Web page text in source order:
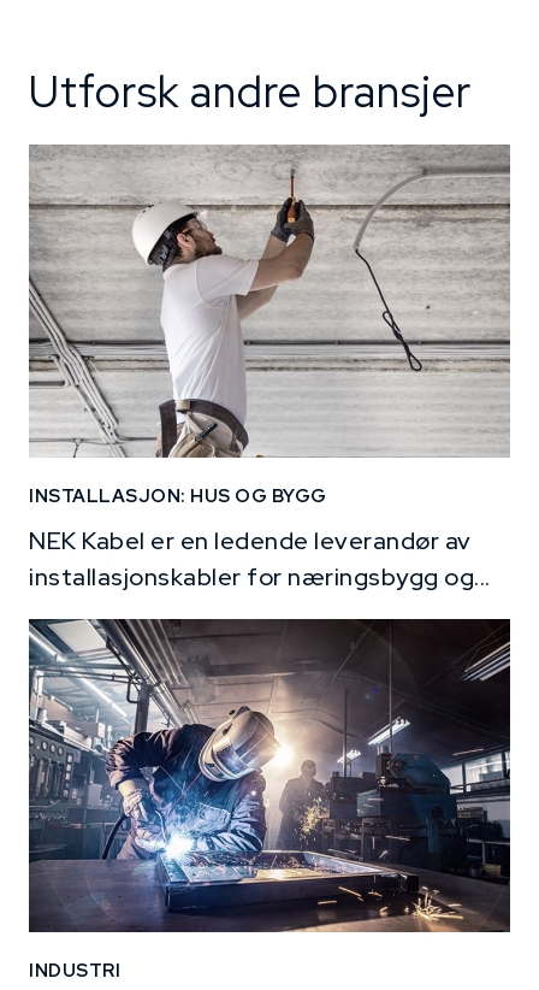
Utforsk andre bransjer
INSTALLASJON: HUS OG BYGG
NEK Kabel er en ledende leverandør av
installasjonskabler for næringsbygg og...
INDUSTRI